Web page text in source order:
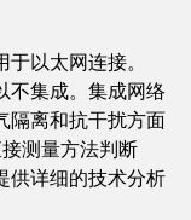
以太网连接。
不集成。集成网络
隔离和抗干扰方面
测量方法判断
供详细的技术分析